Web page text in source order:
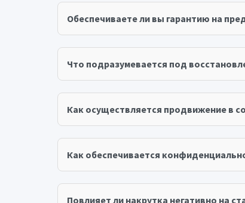
Обеспечиваете ли вы гарантию на
Что подразумевается под
Как осуществляется продвижение в
Как обеспечивается
Повлияет ли накрутка негативно на